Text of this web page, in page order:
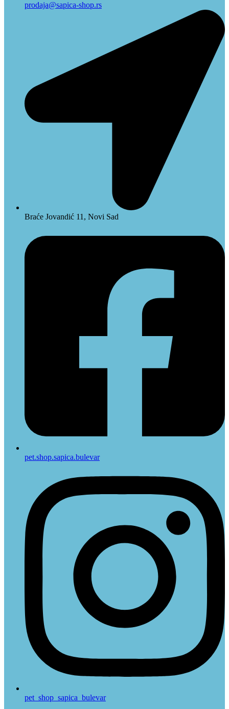
prodaja@sapica-shop.rs
Braće Jovandić 11, Novi Sad
pet.shop.sapica.bulevar
pet_shop_sapica_bulevar